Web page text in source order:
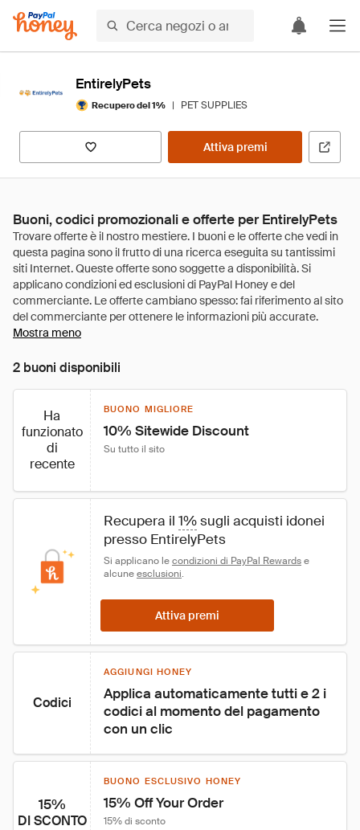
EntirelyPets
Recupero del 1% | PET SUPPLIES
Attiva premi
Buoni, codici promozionali e offerte per EntirelyPets
Mostra meno
2 buoni disponibili
Ha
funzionato
di
recente
BUONO MIGLIORE
10% Sitewide Discount
Su tutto il sito
Recupera il 1% sugli acquisti idonei
presso EntirelyPets
Si applicano le condizioni di PayPal Rewards e
alcune esclusioni.
Attiva premi
Codici
AGGIUNGI HONEY
Applica automaticamente tutti e 2 i
codici al momento del pagamento
con un clic
15%
DI SCONTO
BUONO ESCLUSIVO HONEY
15% Off Your Order
15% di sconto